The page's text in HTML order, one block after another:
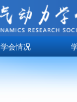
学会情况